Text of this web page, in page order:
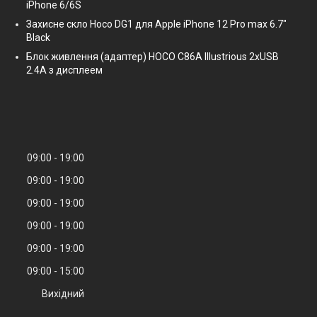
iPhone 6/6S
Захисне скло Hoco DG1 для Apple iPhone 12 Pro max 6.7"
Black
Блок живлення (адаптер) HOCO C86A Illustrious 2xUSB
2.4A з дисплеем
09:00
19:00
09:00
19:00
09:00
19:00
09:00
19:00
09:00
19:00
09:00
15:00
Вихідний